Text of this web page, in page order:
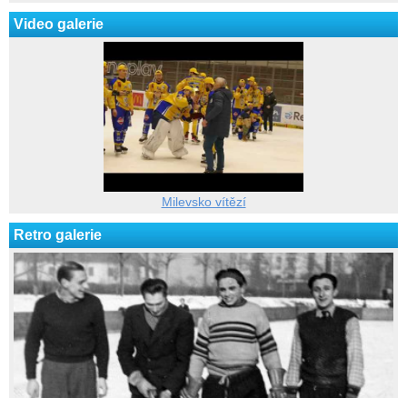
Video galerie
Milevsko vítězí
Retro galerie